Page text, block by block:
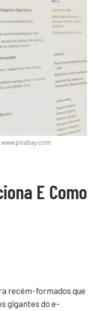
E Como
recém-formados que
gigantes do e-